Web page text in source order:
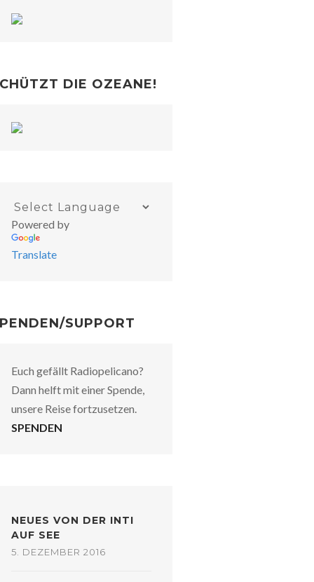
DIE OZEANE!
Powered by
Translate
SUPPORT
Euch gefällt Radiopelicano?
Dann helft mit einer Spende,
unsere Reise fortzusetzen.
SPENDEN
NEUES VON DER INTI
AUF SEE
5. DEZEMBER 2016